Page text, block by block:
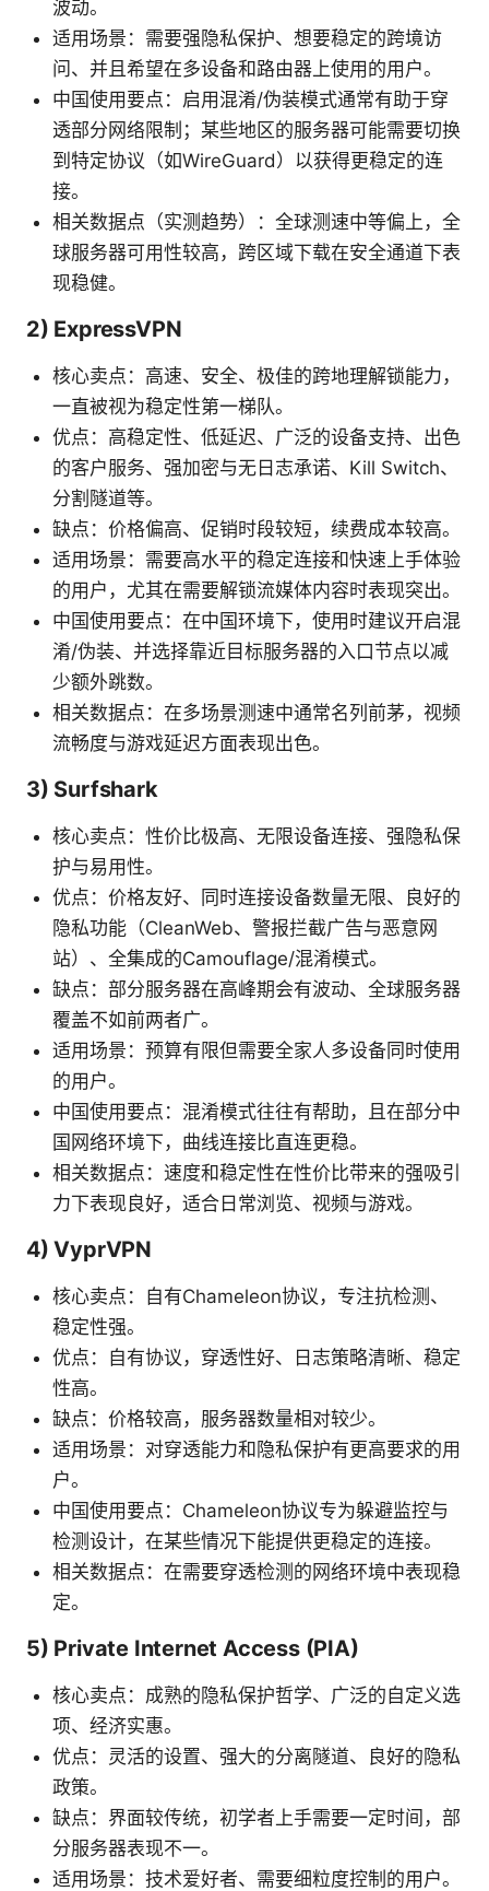
波动。
适用场景：需要强隐私保护、想要稳定的跨境访
问、并且希望在多设备和路由器上使用的用户。
中国使用要点：启用混淆/伪装模式通常有助于穿
透部分网络限制；某些地区的服务器可能需要切换
到特定协议（如WireGuard）以获得更稳定的连
接。
相关数据点（实测趋势）：全球测速中等偏上，全
球服务器可用性较高，跨区域下载在安全通道下表
现稳健。
2) ExpressVPN
核心卖点：高速、安全、极佳的跨地理解锁能力，
一直被视为稳定性第一梯队。
优点：高稳定性、低延迟、广泛的设备支持、出色
的客户服务、强加密与无日志承诺、Kill Switch、
分割隧道等。
缺点：价格偏高、促销时段较短，续费成本较高。
适用场景：需要高水平的稳定连接和快速上手体验
的用户，尤其在需要解锁流媒体内容时表现突出。
中国使用要点：在中国环境下，使用时建议开启混
淆/伪装、并选择靠近目标服务器的入口节点以减
少额外跳数。
相关数据点：在多场景测速中通常名列前茅，视频
流畅度与游戏延迟方面表现出色。
3) Surfshark
核心卖点：性价比极高、无限设备连接、强隐私保
护与易用性。
优点：价格友好、同时连接设备数量无限、良好的
隐私功能（CleanWeb、警报拦截广告与恶意网
站）、全集成的Camouflage/混淆模式。
缺点：部分服务器在高峰期会有波动、全球服务器
覆盖不如前两者广。
适用场景：预算有限但需要全家人多设备同时使用
的用户。
中国使用要点：混淆模式往往有帮助，且在部分中
国网络环境下，曲线连接比直连更稳。
相关数据点：速度和稳定性在性价比带来的强吸引
力下表现良好，适合日常浏览、视频与游戏。
4) VyprVPN
核心卖点：自有Chameleon协议，专注抗检测、
稳定性强。
优点：自有协议，穿透性好、日志策略清晰、稳定
性高。
缺点：价格较高，服务器数量相对较少。
适用场景：对穿透能力和隐私保护有更高要求的用
户。
中国使用要点：Chameleon协议专为躲避监控与
检测设计，在某些情况下能提供更稳定的连接。
相关数据点：在需要穿透检测的网络环境中表现稳
定。
5) Private Internet Access (PIA)
核心卖点：成熟的隐私保护哲学、广泛的自定义选
项、经济实惠。
优点：灵活的设置、强大的分离隧道、良好的隐私
政策。
缺点：界面较传统，初学者上手需要一定时间，部
分服务器表现不一。
适用场景：技术爱好者、需要细粒度控制的用户。